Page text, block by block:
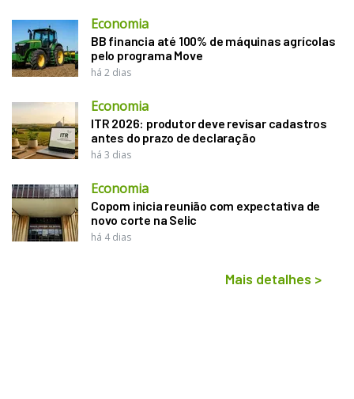
Economia
BB financia até 100% de máquinas agrícolas
pelo programa Move
há 2 dias
Economia
ITR 2026: produtor deve revisar cadastros
antes do prazo de declaração
há 3 dias
Economia
Copom inicia reunião com expectativa de
novo corte na Selic
há 4 dias
Mais detalhes >